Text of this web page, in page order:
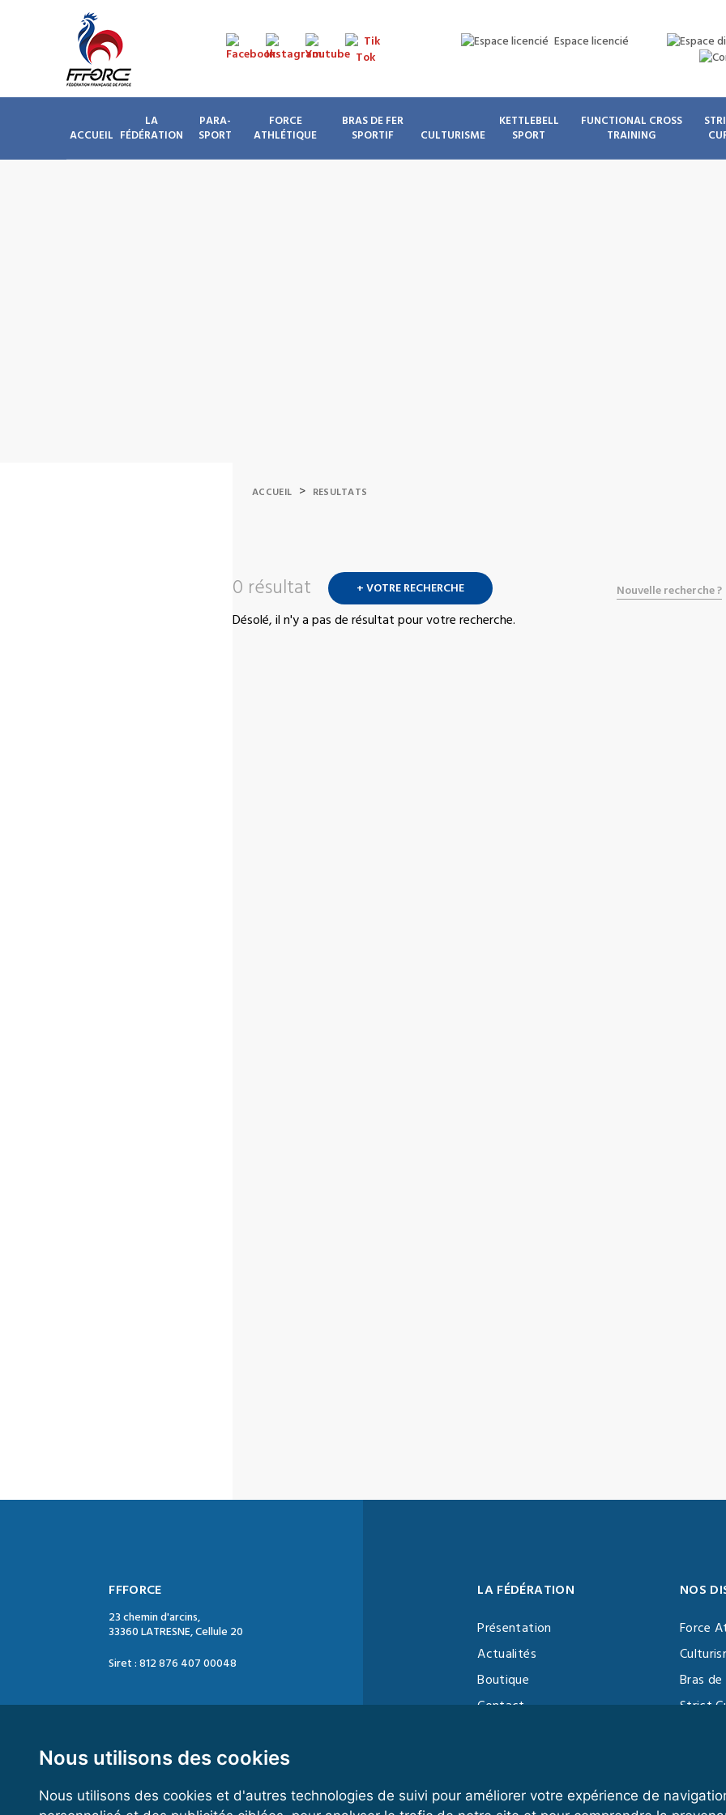
Nous utilisons des cookies
Nous utilisons des cookies et d'autres technologies de suivi pour améliorer votre expérience de
Espace licencié
ACCUEIL
LA
FÉDÉRATION
PARA-
SPORT
FORCE
ATHLÉTIQUE
BRAS DE FER
SPORTIF
CULTURISME
KETTLEBELL
SPORT
FUNCTIONAL CROSS
TRAINING
ACCUEIL > RESULTATS
0 résultat + VOTRE RECHERCHE Nouvelle recherche ?
Désolé, il n'y a pas de résultat pour votre recherche.
FFFORCE
23 chemin d'arcins,
33360 LATRESNE, Cellule 20
Siret : 812 876 407 00048
Mail : contact@ffforce.fr
Horaires d’ouverture :
LA FÉDÉRATION
Présentation
Actualités
Boutique
Contact
NOS
Force
Bras
Strict